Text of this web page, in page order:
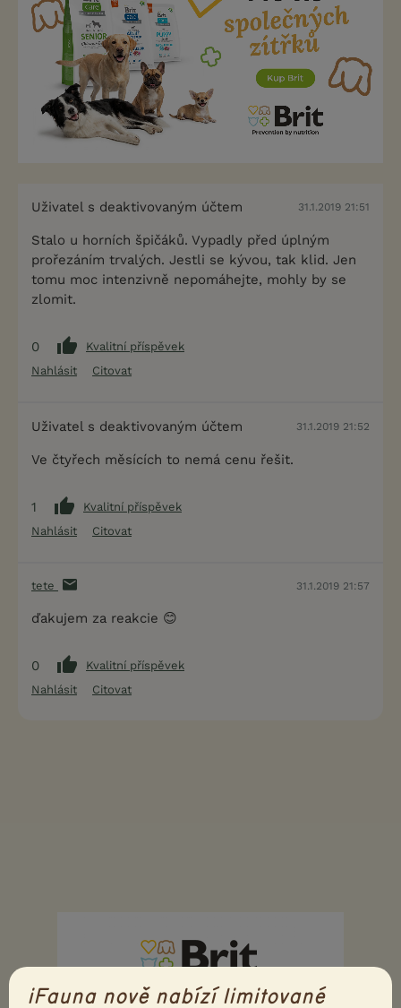
Uživatel s deaktivovaným účtem 31.1.2019 21:51
Stalo u horních špičáků. Vypadly před úplným
prořezáním trvalých. Jestli se kývou, tak klid. Jen
tomu moc intenzivně nepomáhejte, mohly by se
zlomit.
0
Kvalitní příspěvek
Nahlásit
Citovat
Uživatel s deaktivovaným účtem 31.1.2019 21:52
Ve čtyřech měsících to nemá cenu řešit.
1
Kvalitní příspěvek
Nahlásit
Citovat
tete 31.1.2019 21:57
ďakujem za reakcie 😊
0
Kvalitní příspěvek
Nahlásit
Citovat
iFauna nově nabízí limitované